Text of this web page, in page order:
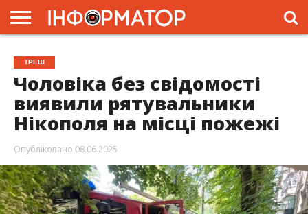
ГОЛОВНА
ЖИТТЯ
ВЛАДА
ГРОШІ
ТРЕШ
ПРЕС-
РЕЛІЗИ
РЕКЛАМА
ПРОЕКТИ
ТРЕШ
Чоловіка без свідомості
виявили рятувальники
Нікополя на місці пожежі
Опубліковано 08.06.2025